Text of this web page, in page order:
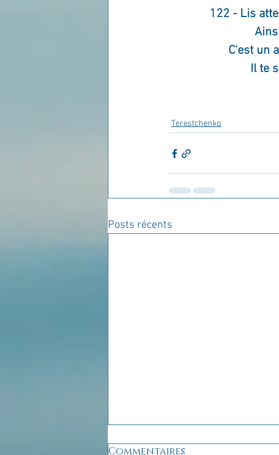
122 - Lis
C'est un
Il te
Terestchenko
Posts récents
Commentaires